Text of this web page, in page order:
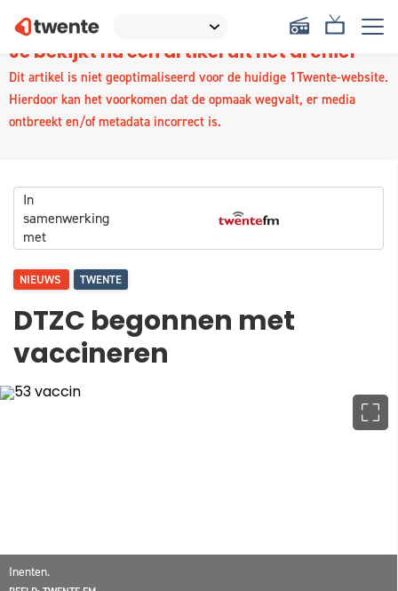
Je bekijkt nu een artikel uit het archief
Dit artikel is niet geoptimaliseerd voor de huidige 1Twente-website.
Hierdoor kan het voorkomen dat de opmaak wegvalt, er media
ontbreekt en/of metadata incorrect is.
In
samenwerking
met
NIEUWS TWENTE
DTZC begonnen met
vaccineren
Inenten.